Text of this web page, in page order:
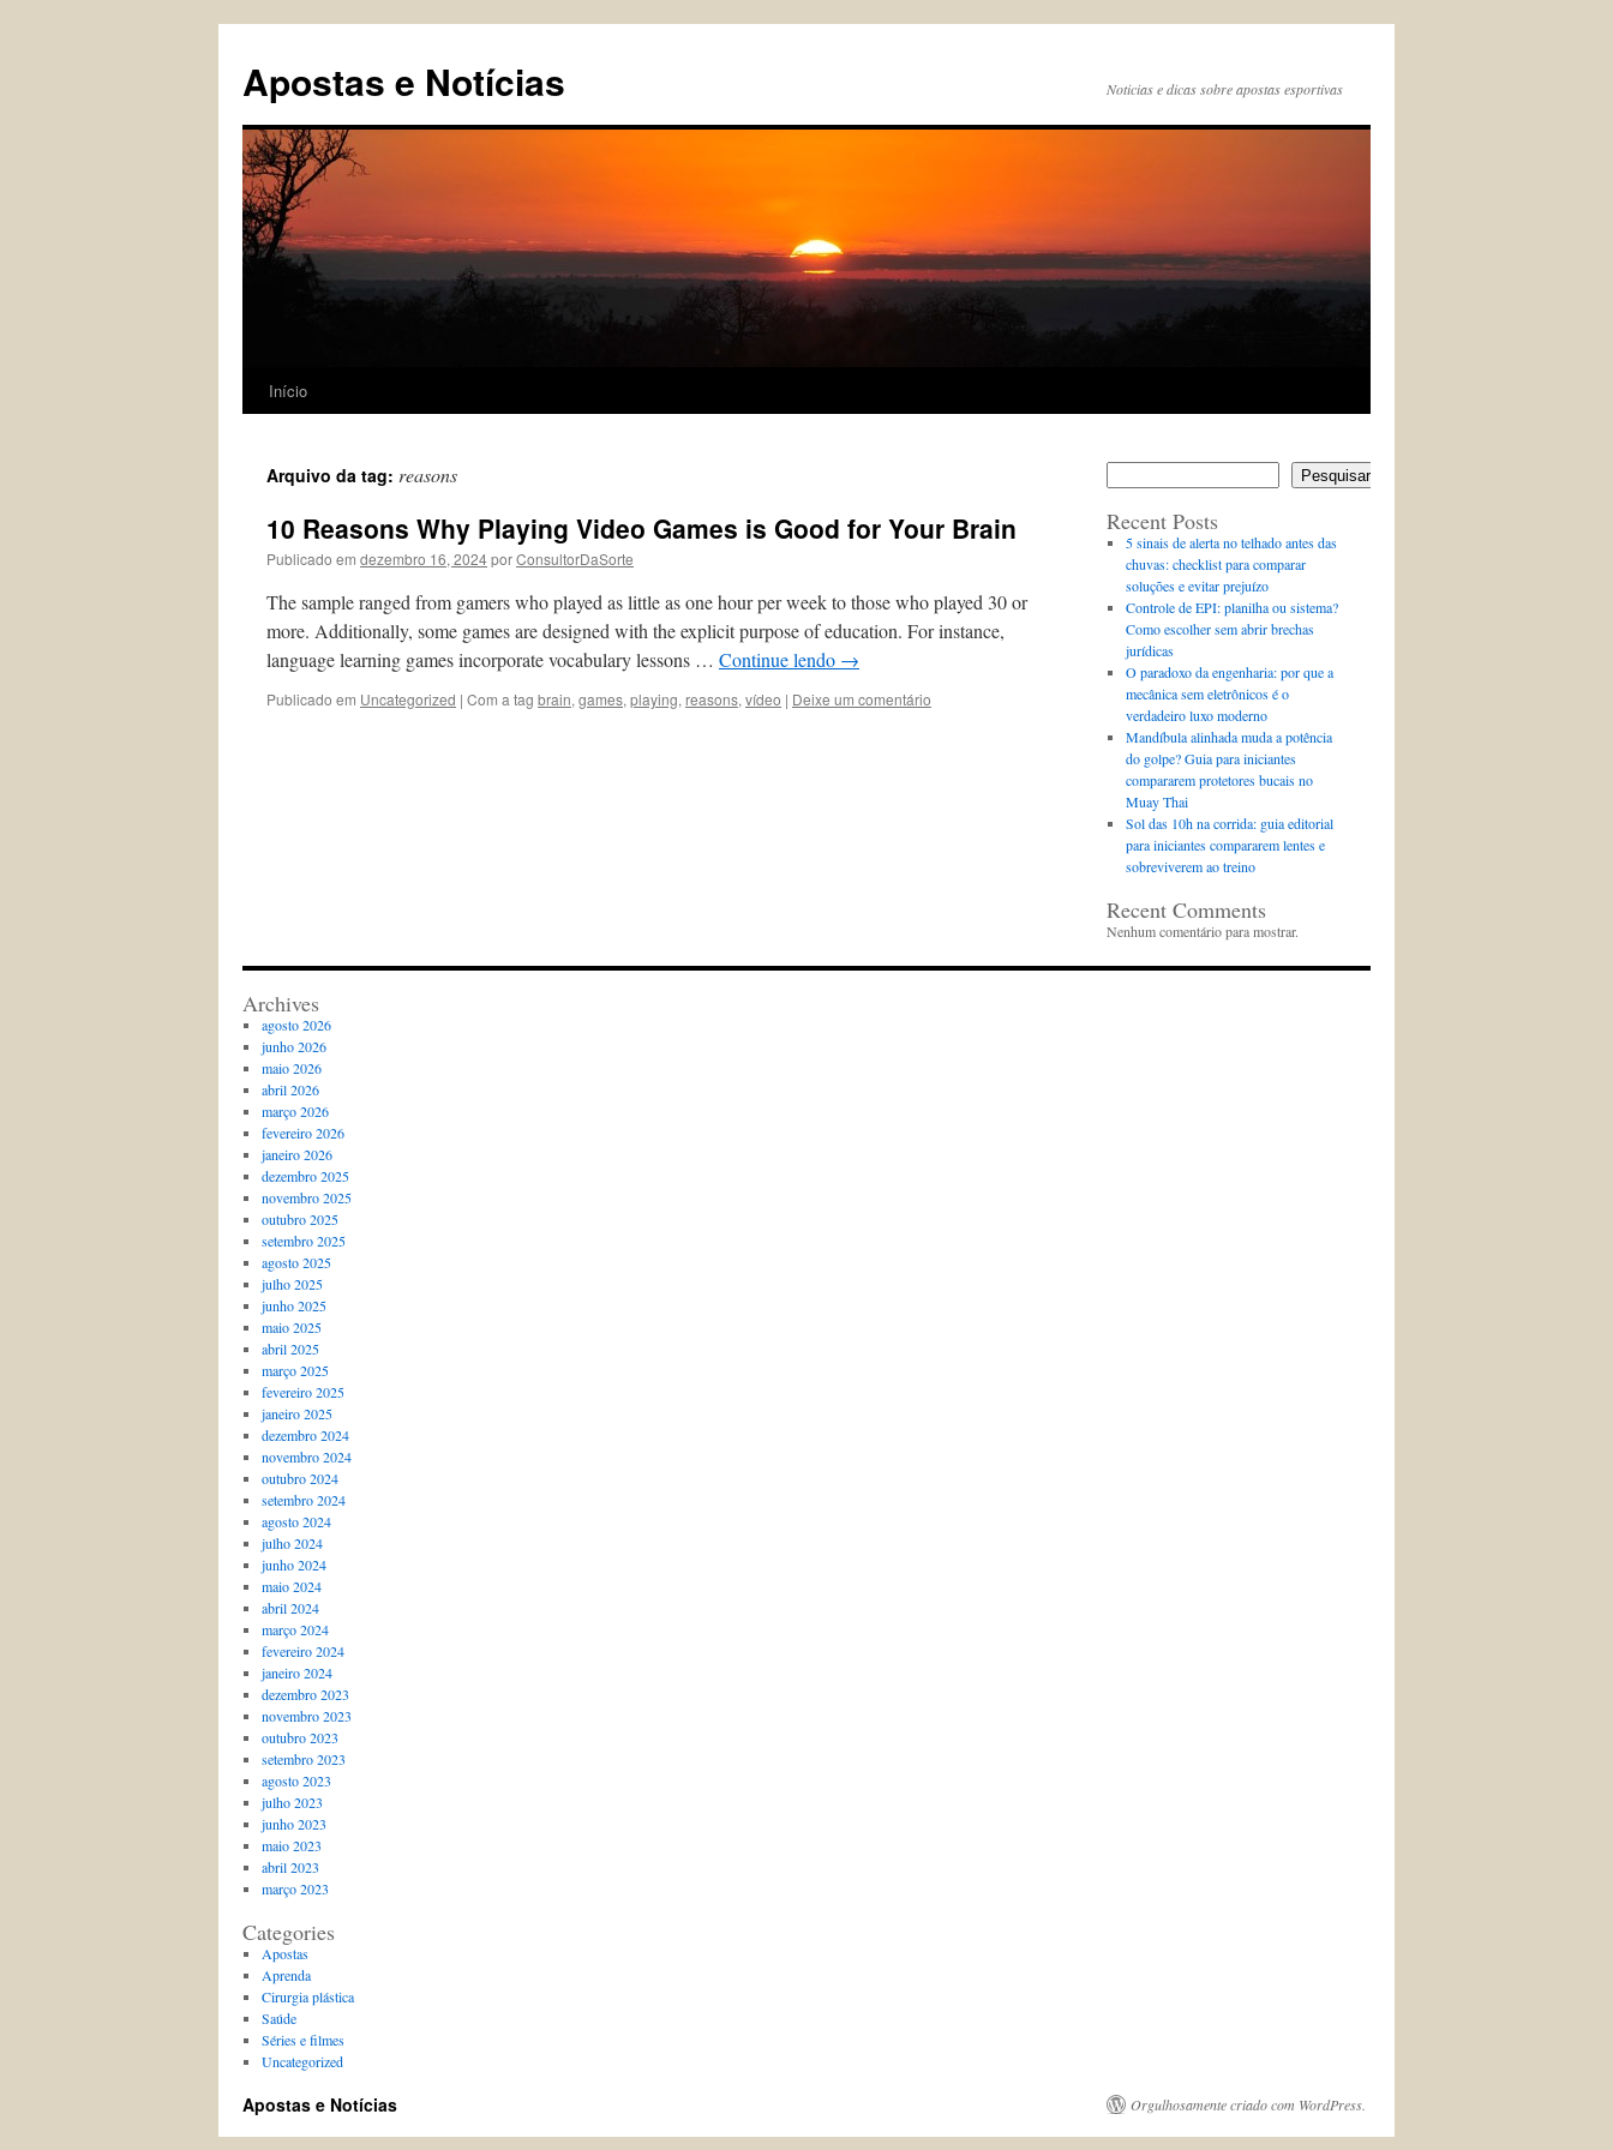
conteúdo
Apostas e Notícias Noticias e dicas sobre apostas esportivas
Início
Arquivo da tag: reasons
10 Reasons Why Playing Video Games is Good for Your Brain
Publicado em dezembro 16, 2024porConsultorDaSorte
The sample ranged from gamers who played as little as one hour per week to those who played 30 or
more. Additionally, some games are designed with the explicit purpose of education. For instance,
language learning games incorporate vocabulary lessons … Continue lendo →
Publicado em Uncategorized | Com a tag brain, games, playing, reasons, vídeo | Deixe um comentário
Pesquisar
Recent Posts
5 sinais de alerta no telhado antes das
chuvas: checklist para comparar
soluções e evitar prejuízo
Controle de EPI: planilha ou sistema?
Como escolher sem abrir brechas
jurídicas
O paradoxo da engenharia: por que a
mecânica sem eletrônicos é o
verdadeiro luxo moderno
Mandíbula alinhada muda a potência
do golpe? Guia para iniciantes
compararem protetores bucais no
Muay Thai
Sol das 10h na corrida: guia editorial
para iniciantes compararem lentes e
sobreviverem ao treino
Recent Comments
Nenhum comentário para mostrar.
Archives
agosto 2026
junho 2026
maio 2026
abril 2026
março 2026
fevereiro 2026
janeiro 2026
dezembro 2025
novembro 2025
outubro 2025
setembro 2025
agosto 2025
julho 2025
junho 2025
maio 2025
abril 2025
março 2025
fevereiro 2025
janeiro 2025
dezembro 2024
novembro 2024
outubro 2024
setembro 2024
agosto 2024
julho 2024
junho 2024
maio 2024
abril 2024
março 2024
fevereiro 2024
janeiro 2024
dezembro 2023
novembro 2023
outubro 2023
setembro 2023
agosto 2023
julho 2023
junho 2023
maio 2023
abril 2023
março 2023
Categories
Apostas
Aprenda
Cirurgia plástica
Saúde
Séries e filmes
Uncategorized
Apostas e Notícias Orgulhosamente criado com WordPress.